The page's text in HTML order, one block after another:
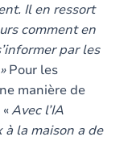
Il en ressort
comment en
par les
Pour les
manière de
Avec l’IA
la maison a de